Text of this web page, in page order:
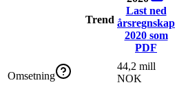
Trend
Last ned
årsregnskap
2020som
PDF
Omsetning
44,2 mill
NOK